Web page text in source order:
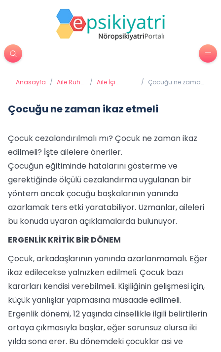
Anasayfa / Aile Ruh
/ Aile İçi
/ Çocuğu ne zaman
Çocuğu ne zaman ikaz etmeli
Çocuk cezalandırılmalı mı? Çocuk ne zaman ikaz
edilmeli? İşte ailelere öneriler.
Çocuğun eğitiminde hatalarını gösterme ve
gerektiğinde ölçülü cezalandırma uygulanan bir
yöntem ancak çocuğu başkalarının yanında
azarlamak ters etki yaratabiliyor. Uzmanlar, aileleri
bu konuda uyaran açıklamalarda bulunuyor.
ERGENLİK KRİTİK BİR DÖNEM
Çocuk, arkadaşlarının yanında azarlanmamalı. Eğer
ikaz edilecekse yalnızken edilmeli. Çocuk bazı
kararları kendisi verebilmeli. Kişiliğinin gelişmesi için,
küçük yanlışlar yapmasına müsaade edilmeli.
Ergenlik dönemi, 12 yaşında cinsellikle ilgili belirtilerin
ortaya çıkmasıyla başlar, eğer sorunsuz olursa iki
yılda sona erer. Bu dönemdeki çocuklar asi ve